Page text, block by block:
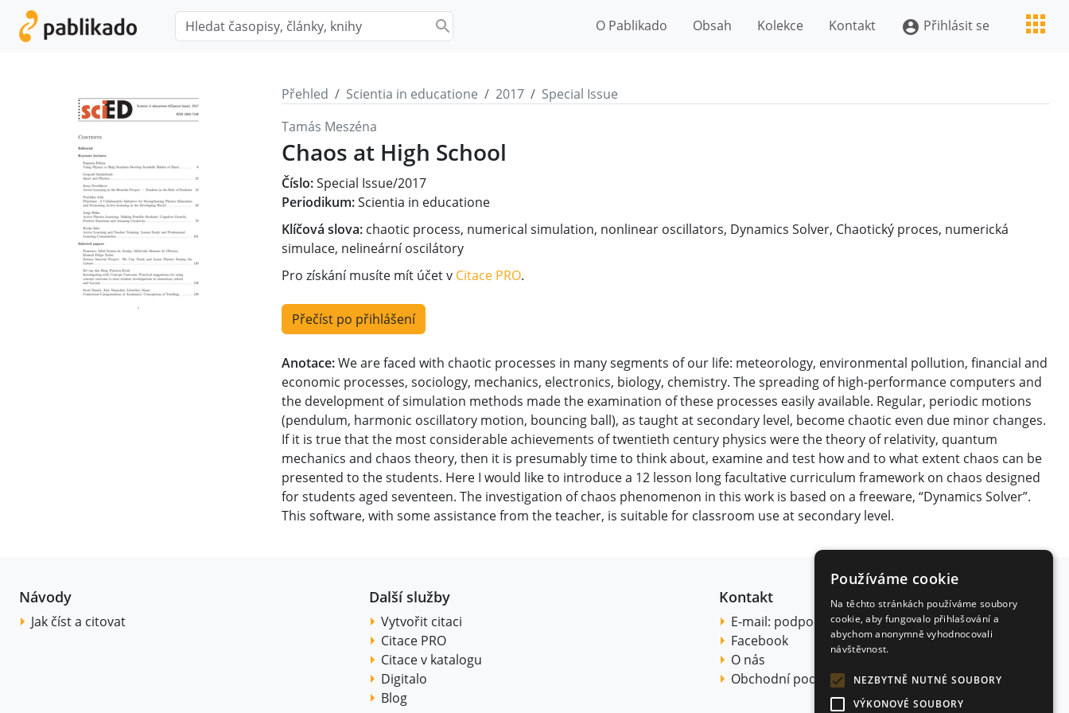
O Pablikado Obsah Kolekce Kontakt account_circle Přihlásit se
Přehled Scientia in educatione 2017
Special Issue
Tamás Meszéna
Chaos at High School
Číslo:Special Issue/2017
Periodikum:Scientia in educatione
Klíčová slova: chaotic process, numerical simulation, nonlinear oscillators, Dynamics Solver, Chaotický proces, numerická
simulace, nelineární oscilátory
Pro získání musíte mít účet v Citace PRO.
Přečíst po přihlášení
Anotace:We are faced with chaotic processes in many segments of our life: meteorology, environmental pollution, financial and
economic processes, sociology, mechanics, electronics, biology, chemistry. The spreading of high-performance computers and
the development of simulation methods made the examination of these processes easily available. Regular, periodic motions
(pendulum, harmonic oscillatory motion, bouncing ball), as taught at secondary level, become chaotic even due minor changes.
If it is true that the most considerable achievements of twentieth century physics were the theory of relativity, quantum
mechanics and chaos theory, then it is presumably time to think about, examine and test how and to what extent chaos can be
presented to the students. Here I would like to introduce a 12 lesson long facultative curriculum framework on chaos designed
for students aged seventeen. The investigation of chaos phenomenon in this work is based on a freeware, “Dynamics Solver”.
This software, with some assistance from the teacher, is suitable for classroom use at secondary level.
Návody
Jak číst a citovat
Další služby
Vytvořit citaci
Citace PRO
Citace v katalogu
Digitalo
Blog
Kontakt
E-mail: podpora@citace.com
Facebook
O nás
Obchodní podmínky
Používáme cookie
Na těchto stránkách používáme soubory
cookie, aby fungovalo přihlašování a
abychom anonymně vyhodnocovali
návštěvnost.
NEZBYTNĚ NUTNÉ SOUBORY
VÝKONOVÉ SOUBORY